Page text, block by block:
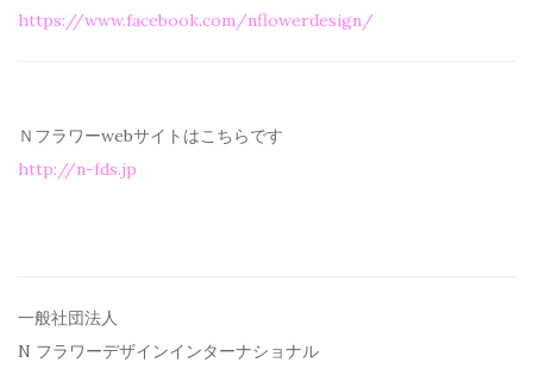
https://www.facebook.com/nflowerdesign/
Ｎフラワーwebサイトはこちらです
http://n-fds.jp
一般社団法人
N フラワーデザインインターナショナル